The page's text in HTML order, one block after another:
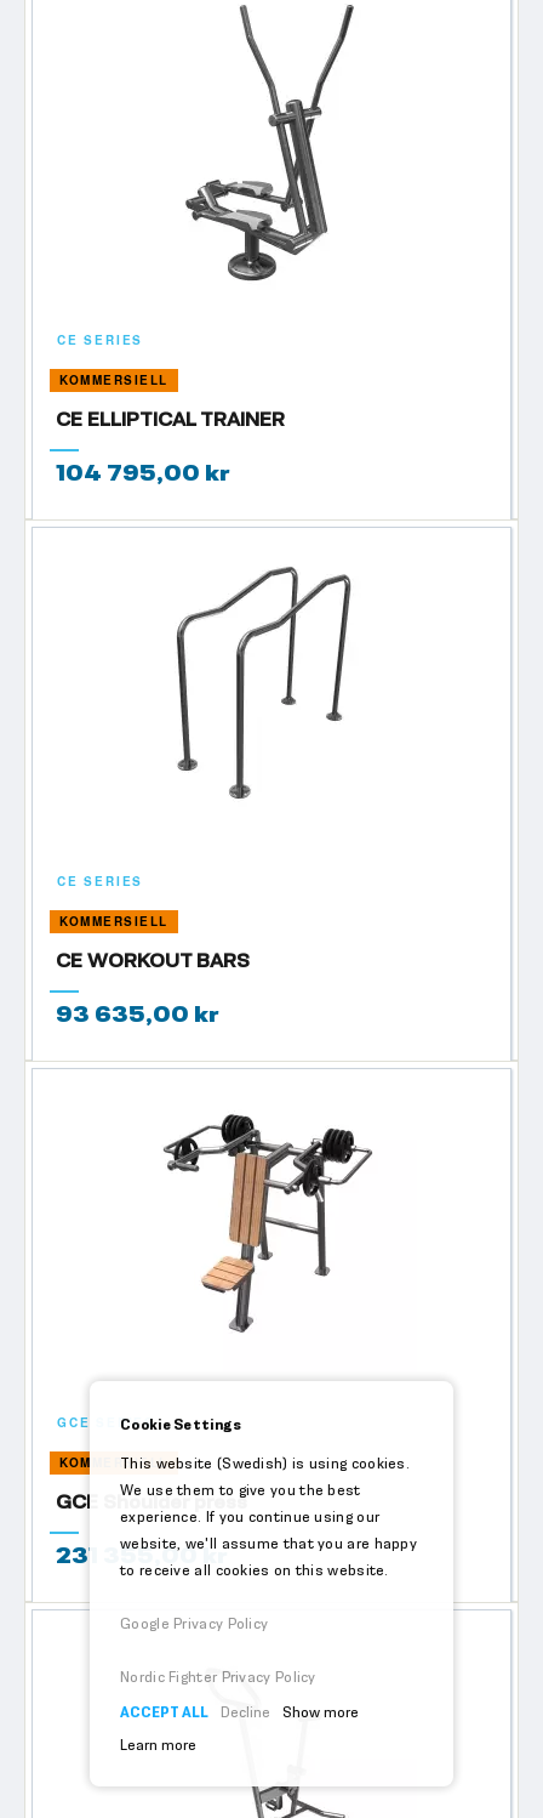
CE SERIES
KOMMERSIELL
CE ELLIPTICAL TRAINER
104 795,00 kr
CE SERIES
KOMMERSIELL
CE WORKOUT BARS
93 635,00 kr
GCE SERIES
KOMMERSIELL
GCE Shoulder press
231 355,00 kr
Cookie Settings
This website (Swedish) is using cookies.
We use them to give you the best
experience. If you continue using our
website, we'll assume that you are happy
to receive all cookies on this website.
Google Privacy Policy
Nordic Fighter Privacy Policy
ACCEPT ALL
Decline
Show more
Learn more